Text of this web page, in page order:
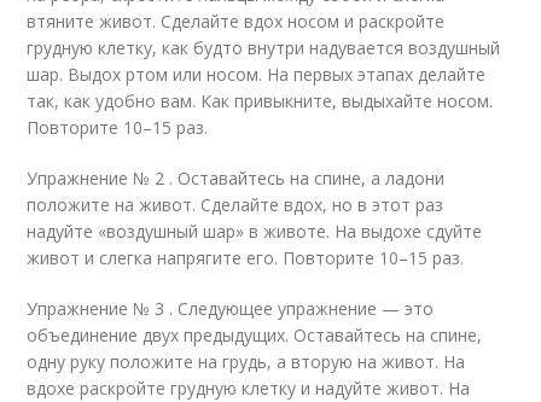
втяните живот. Сделайте вдох носом и раскройте
грудную клетку, как будто внутри надувается воздушный
шар. Выдох ртом или носом. На первых этапах делайте
так, как удобно вам. Как привыкните, выдыхайте носом.
Повторите 10–15 раз.
Упражнение № 2 . Оставайтесь на спине, а ладони
положите на живот. Сделайте вдох, но в этот раз
надуйте «воздушный шар» в животе. На выдохе сдуйте
живот и слегка напрягите его. Повторите 10–15 раз.
Упражнение № 3 . Следующее упражнение — это
объединение двух предыдущих. Оставайтесь на спине,
одну руку положите на грудь, а вторую на живот. На
вдохе раскройте грудную клетку и надуйте живот. На